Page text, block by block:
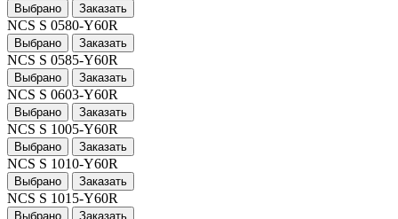
Выбрано Заказать
NCS S 0580-Y60R
Выбрано Заказать
NCS S 0585-Y60R
Выбрано Заказать
NCS S 0603-Y60R
Выбрано Заказать
NCS S 1005-Y60R
Выбрано Заказать
NCS S 1010-Y60R
Выбрано Заказать
NCS S 1015-Y60R
Выбрано Заказать